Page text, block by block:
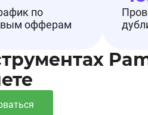
по
офферам